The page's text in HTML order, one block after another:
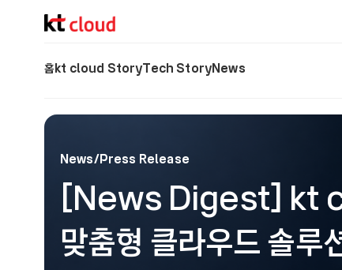
기술 블로그 (Tech) | kt cloud
홈 kt cloud StoryTech StoryNews
News/Press Release
[News Digest] kt
맞춤형 클라우드 솔루